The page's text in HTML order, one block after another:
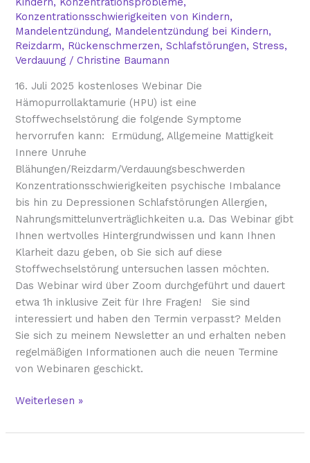
Konzentrationsschwierigkeiten von Kindern,
Mandelentzündung, Mandelentzündung bei Kindern,
Reizdarm, Rückenschmerzen,Schlafstörungen,Stress,
Verdauung /Christine Baumann
16. Juli 2025 kostenloses Webinar Die
Hämopurrollaktamurie (HPU) ist eine
Stoffwechselstörung die folgende Symptome
hervorrufen kann: Ermüdung, Allgemeine Mattigkeit
Innere Unruhe
Blähungen/Reizdarm/Verdauungsbeschwerden
Konzentrationsschwierigkeiten psychische Imbalance
bis hin zu Depressionen Schlafstörungen Allergien,
Nahrungsmittelunverträglichkeiten u.a. Das Webinar gibt
Ihnen wertvolles Hintergrundwissen und kann Ihnen
Klarheit dazu geben, ob Sie sich auf diese
Stoffwechselstörung untersuchen lassen möchten.
Das Webinar wird über Zoom durchgeführt und dauert
etwa 1h inklusive Zeit für Ihre Fragen! Sie sind
interessiert und haben den Termin verpasst? Melden
Sie sich zu meinem Newsletter an und erhalten neben
regelmäßigen Informationen auch die neuen Termine
von Webinaren geschickt.
Weiterlesen »